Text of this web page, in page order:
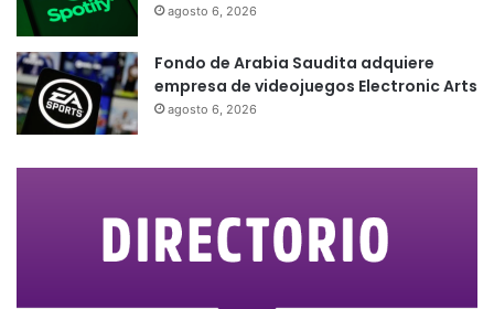
agosto 6, 2026
Fondo de Arabia Saudita adquiere
empresa de videojuegos Electronic Arts
agosto 6, 2026